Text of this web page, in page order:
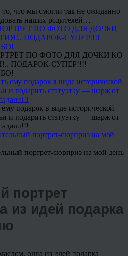
то, что мы смогли так не ожиданно
наших родителей…
ПО ФОТО ДЛЯ ДОЧКИ КО
ПОДАРОК-СУПЕР!!!!
подарок в виде исторической
и подарить статуэтку — шарж от
портрет-сюрприз на мой день
портрет
из идей подарка